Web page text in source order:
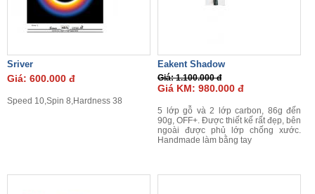
Sriver
Giá: 600.000 đ
Speed 10,Spin 8,Hardness 38
Eakent Shadow
Giá: 1.100.000 đ
Giá KM: 980.000 đ
5 lớp gỗ và 2 lớp carbon, 86g đến
90g, OFF+. Được thiết kế rất đẹp, bên
ngoài được phủ lớp chống xước.
Handmade làm bằng tay